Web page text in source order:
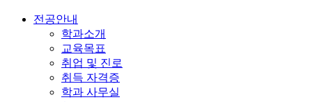
전공안내
학과소개
교육목표
취업 및 진로
취득 자격증
학과 사무실